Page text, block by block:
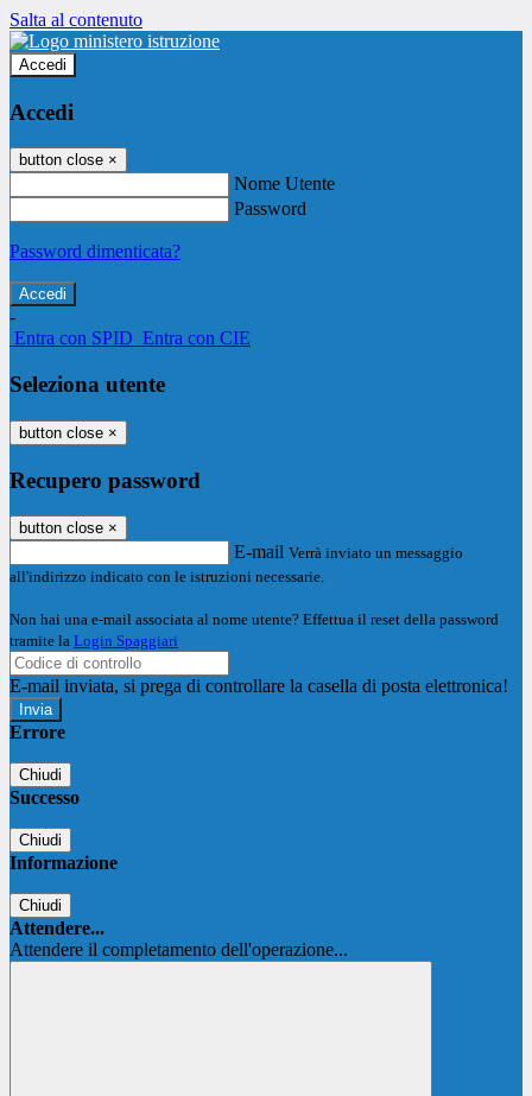
Salta al contenuto
Accedi
Accedi
button close ×
Nome Utente
Password
Password dimenticata?
-
Entra con SPID Entra con CIE
Seleziona utente
button close ×
Recupero password
button close ×
E-mail Verrà inviato un messaggio
all'indirizzo indicato con le istruzioni necessarie.
Non hai una e-mail associata al nome utente? Effettua il reset della password
tramite la Login Spaggiari
E-mail inviata, si prega di controllare la casella di posta elettronica!
Errore
Chiudi
Successo
Chiudi
Informazione
Chiudi
Attendere...
Attendere il completamento dell'operazione...